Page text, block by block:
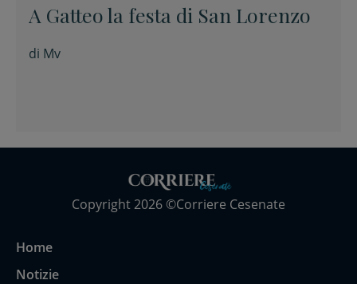
A Gatteo la festa di San Lorenzo
di Mv
Copyright 2026 ©Corriere Cesenate
Home
Notizie